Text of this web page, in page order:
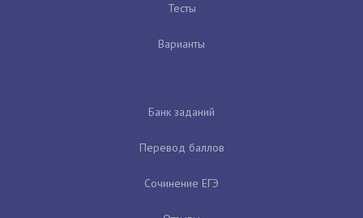
Тесты
Варианты
Банк заданий
Перевод баллов
Сочинение ЕГЭ